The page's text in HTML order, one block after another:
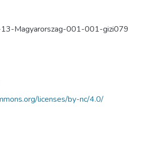
Magyarorszag-001-001-gizi079
licenses/by-nc/4.0/